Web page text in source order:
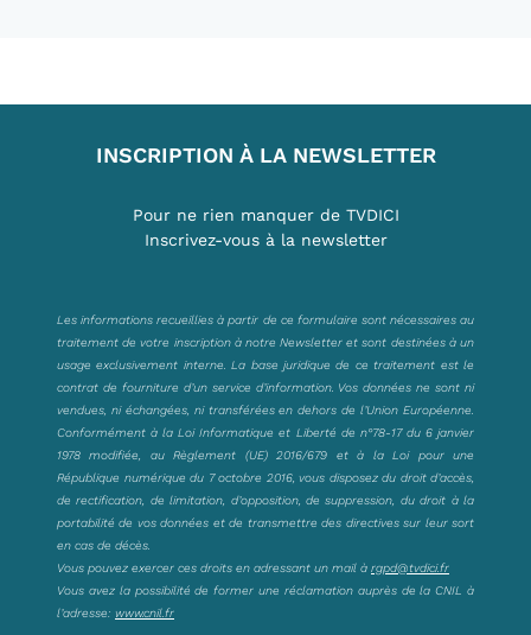
INSCRIPTION À LA NEWSLETTER
Pour ne rien manquer de TVDICI
Inscrivez-vous à la newsletter
Les informations recueillies à partir de ce formulaire sont nécessaires au
traitement de votre inscription à notre Newsletter et sont destinées à un
usage exclusivement interne. La base juridique de ce traitement est le
contrat de fourniture d’un service d’information. Vos données ne sont ni
vendues, ni échangées, ni transférées en dehors de l’Union Européenne.
Conformément à la Loi Informatique et Liberté de n°78-17 du 6 janvier
1978 modifiée, au Règlement (UE) 2016/679 et à la Loi pour une
République numérique du 7 octobre 2016, vous disposez du droit d’accès,
de rectification, de limitation, d’opposition, de suppression, du droit à la
portabilité de vos données et de transmettre des directives sur leur sort
en cas de décès.
Vous pouvez exercer ces droits en adressant un mail à rgpd@tvdici.fr
Vous avez la possibilité de former une réclamation auprès de la CNIL à
l’adresse: www.cnil.fr